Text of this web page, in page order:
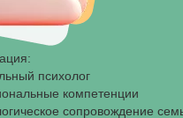
психолог
компетенции
сопровождение